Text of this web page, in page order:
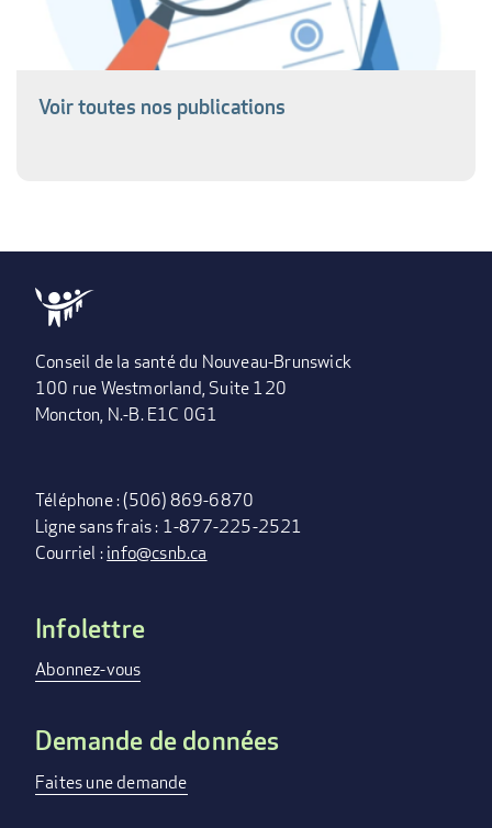
Voir toutes nos publications
Conseil de la santé du Nouveau-Brunswick
100 rue Westmorland, Suite 120
Moncton, N.-B. E1C 0G1
Téléphone : (506) 869-6870
Ligne sans frais : 1-877-225-2521
Courriel :info@csnb.ca
FOOTER
MENU
Infolettre
Abonnez-vous
Demande de données
Faites une demande